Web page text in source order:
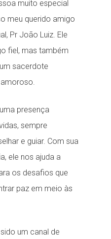
muito especial
meu querido amigo
Pr João Luiz. Ele
fiel, mas também
sacerdote
presença
sempre
e guiar. Com sua
ele nos ajuda a
os desafios que
paz em meio às
um canal de